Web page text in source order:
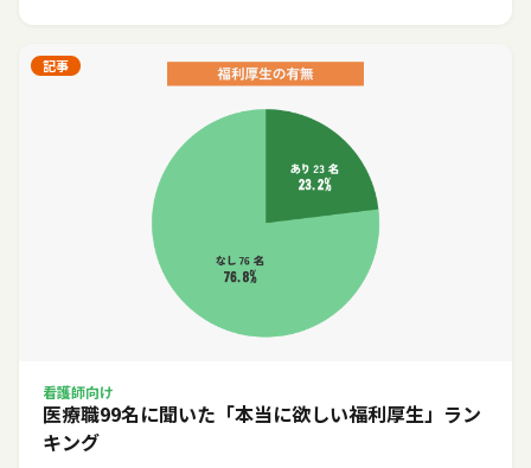
記事
看護師向け
医療職99名に聞いた「本当に欲しい福利厚生」ラン
キング